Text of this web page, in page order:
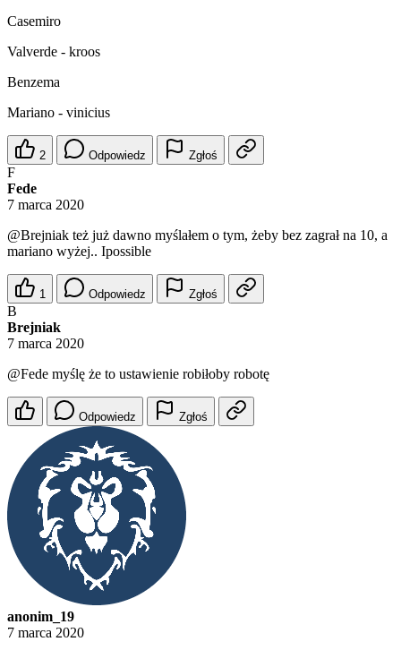
Casemiro
Valverde - kroos
Benzema
Mariano - vinicius
2 Odpowiedz Zgłoś
F
Fede
7 marca 2020
@Brejniak też już dawno myślałem o tym, żeby bez zagrał na 10, a
mariano wyżej.. Ipossible
1 Odpowiedz Zgłoś
B
Brejniak
7 marca 2020
@Fede myślę że to ustawienie robiłoby robotę
Odpowiedz Zgłoś
anonim_19
7 marca 2020